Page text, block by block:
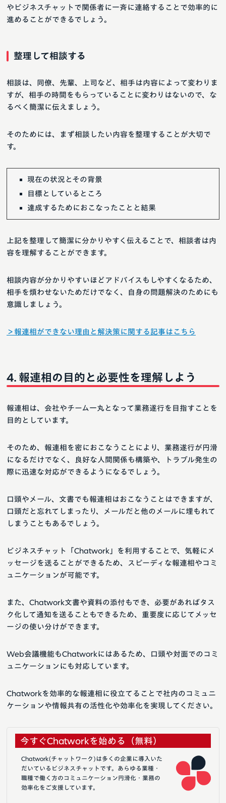
やビジネスチャットで関係者に一斉に連絡することで効率的に
進めることができるでしょう。
整理して相談する
相談は、同僚、先輩、上司など、相手は内容によって変わりま
すが、相手の時間をもらっていることに変わりはないので、な
るべく簡潔に伝えましょう。
そのためには、まず相談したい内容を整理することが大切で
す。
現在の状況とその背景
目標としているところ
達成するためにおこなったことと結果
上記を整理して簡潔に分かりやすく伝えることで、相談者は内
容を理解することができます。
相談内容が分かりやすいほどアドバイスもしやすくなるため、
相手を煩わせないためだけでなく、自身の問題解決のためにも
意識しましょう。
＞報連相ができない理由と解決策に関する記事はこちら
報連相の目的と必要性を理解しよう
報連相は、会社やチーム一丸となって業務遂行を目指すことを
目的としています。
そのため、報連相を密におこなうことにより、業務遂行が円滑
になるだけでなく、良好な人間関係も構築や、トラブル発生の
際に迅速な対応ができるようになるでしょう。
口頭やメール、文書でも報連相はおこなうことはできますが、
口頭だと忘れてしまったり、メールだと他のメールに埋もれて
しまうこともあるでしょう。
ビジネスチャット「Chatwork」を利用することで、気軽にメ
ッセージを送ることができるため、スピーディな報連相やコミ
ュニケーションが可能です。
また、Chatwork文書や資料の添付もでき、必要があればタス
ク化して通知を送ることもできるため、重要度に応じてメッセ
ージの使い分けができます。
Web会議機能もChatworkにはあるため、口頭や対面でのコミ
ュニケーションにも対応しています。
Chatworkを効率的な報連相に役立てることで社内のコミュニ
ケーションや情報共有の活性化や効率化を実現してください。
今すぐChatworkを始める（無料）
Chatwork(チャットワーク)は多くの企業に導入いた
だいているビジネスチャットです。あらゆる業種・
職種で働く方のコミュニケーション円滑化・業務の
効率化をご支援しています。